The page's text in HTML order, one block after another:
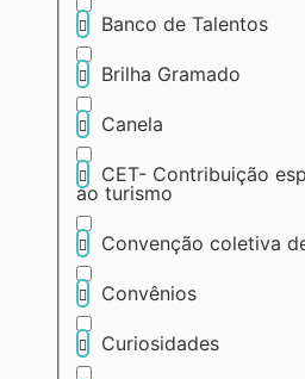
Banco de Talentos
Brilha Gramado
Canela
CET- Contribuição
ao turismo
Convenção coletiva
Convênios
Curiosidades